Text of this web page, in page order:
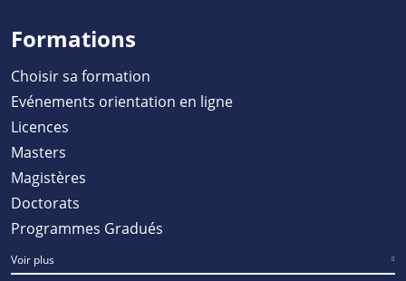
Formations
Choisir sa formation
Evénements orientation en ligne
Licences
Masters
Magistères
Doctorats
Programmes Gradués
Voir plus